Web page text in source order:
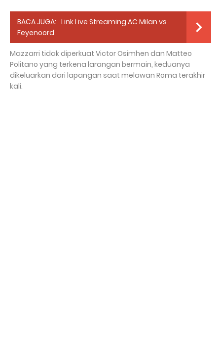
BACA JUGA: Link Live Streaming AC Milan vs
Feyenoord
Mazzarri tidak diperkuat Victor Osimhen dan Matteo
Politano yang terkena larangan bermain, keduanya
dikeluarkan dari lapangan saat melawan Roma terakhir
kali.